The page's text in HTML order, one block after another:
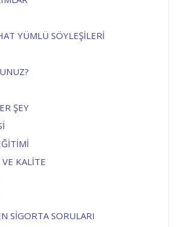
YÜMLÜ SÖYLEŞİLERİ
ŞEY
KALİTE
SİGORTA SORULARI